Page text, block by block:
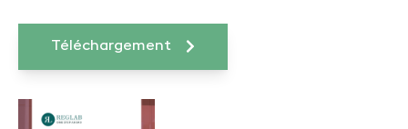
Téléchargement